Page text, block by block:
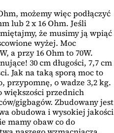
możemy więc podłączyć
lub 2 x 16 Ohm. Jeśli
że musimy ją wpiąć
wyżej. Moc
a przy 16 Ohm to 70W.
30 cm długości, 7,7 cm
Jak na taką sporą moc to
przypomnę, o wadze 3,2 kg.
większości przednich
gigbagów. Zbudowany jest
obudowa i wysokiej jakości
mamy obaw co do